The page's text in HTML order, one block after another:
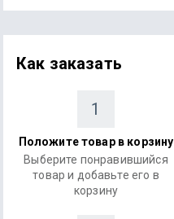
Как заказать
1
Положите товар в корзину
Выберите понравившийся
товар и добавьте его в
корзину